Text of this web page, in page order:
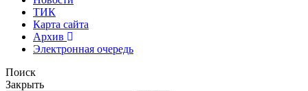
ТИК
Карта сайта
Архив
Электронная очередь
Поиск
Закрыть